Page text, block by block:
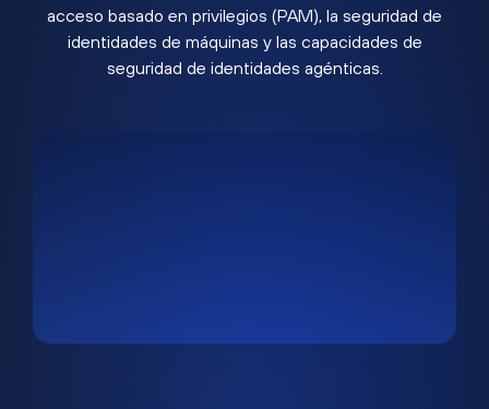
acceso basado en privilegios (PAM), la seguridad de
identidades de máquinas y las capacidades de
seguridad de identidades agénticas.